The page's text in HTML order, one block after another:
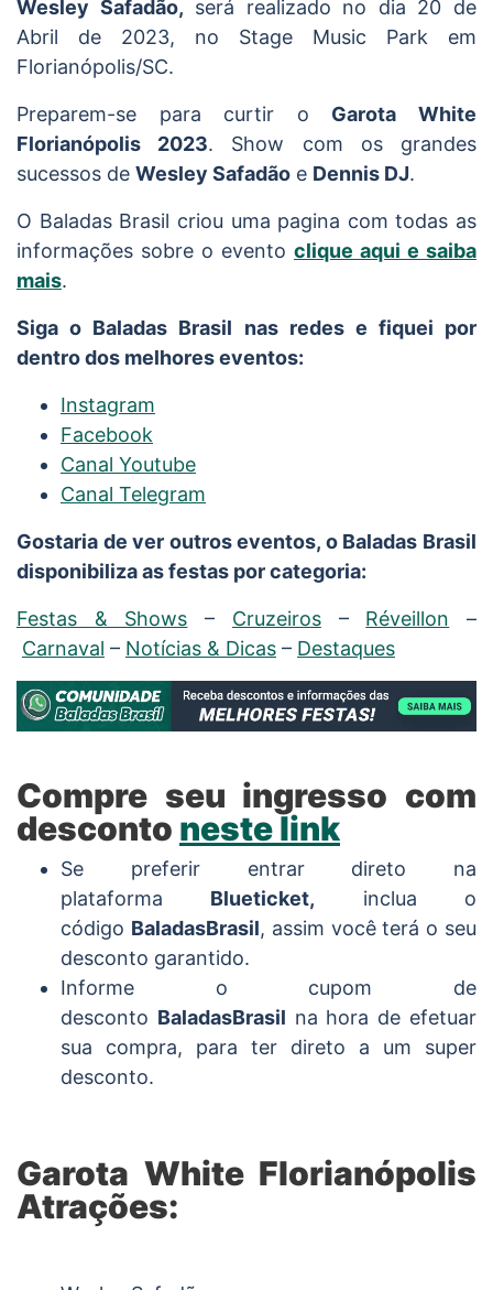
Wesley Safadão, será realizado no dia 20 de
Abril de 2023, no Stage Music Park em
Florianópolis/SC.
Preparem-se para curtir o Garota White
Florianópolis 2023. Show com os grandes
sucessos de Wesley Safadão e Dennis DJ.
O Baladas Brasil criou uma pagina com todas as
informações sobre o evento clique aqui e saiba
mais.
Siga o Baladas Brasil nas redes e fiquei por
dentro dos melhores eventos:
Instagram
Facebook
Canal Youtube
Canal Telegram
Gostaria de ver outros eventos, o Baladas Brasil
disponibiliza as festas por categoria:
Festas & Shows – Cruzeiros– Réveillon –
Carnaval – Notícias & Dicas – Destaques
Compre seu ingresso com
desconto neste link
Se preferir entrar direto na
plataforma Blueticket, inclua o
código BaladasBrasil, assim você terá o seu
desconto garantido.
Informe o cupom de
desconto BaladasBrasil na hora de efetuar
sua compra, para ter direto a um super
desconto.
Garota White Florianópolis
Atrações: